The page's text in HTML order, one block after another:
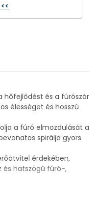
hőfejlődést és a fúrószár
élességet és hosszú
a fúró elmozdulását a
spirálja gyors
érdekében,
és hatszögű fúró-,